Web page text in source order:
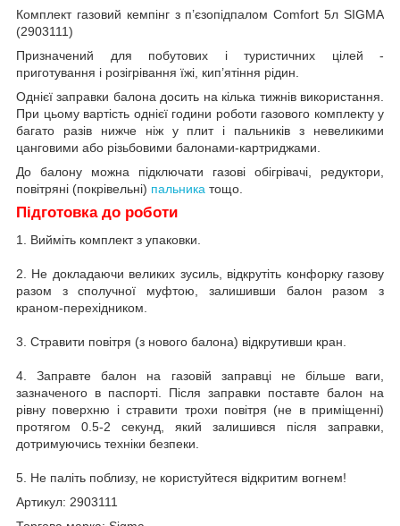
Комплект газовий кемпінг з п’єзопідпалом Comfort 5л SIGMA
(2903111)
Призначений для побутових і туристичних цілей -
приготування і розігрівання їжі, кип’ятіння рідин.
Однієї заправки балона досить на кілька тижнів використання.
При цьому вартість однієї години роботи газового комплекту у
багато разів нижче ніж у плит і пальників з невеликими
цанговими або різьбовими балонами-картриджами.
До балону можна підключати газові обігрівачі, редуктори,
повітряні (покрівельні) пальника тощо.
Підготовка до роботи
1. Вийміть комплект з упаковки.
2. Не докладаючи великих зусиль, відкрутіть конфорку газову
разом з сполучної муфтою, залишивши балон разом з
краном-перехідником.
3. Стравити повітря (з нового балона) відкрутивши кран.
4. Заправте балон на газовій заправці не більше ваги,
зазначеного в паспорті. Після заправки поставте балон на
рівну поверхню і стравити трохи повітря (не в приміщенні)
протягом 0.5-2 секунд, який залишився після заправки,
дотримуючись техніки безпеки.
5. Не паліть поблизу, не користуйтеся відкритим вогнем!
Артикул: 2903111